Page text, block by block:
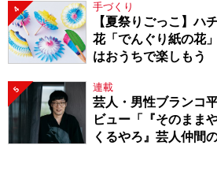
4 手づくり
【夏祭りごっこ】ハ
花「でんぐり紙の花
はおうちで楽しもう
5 連載
芸人・男性ブランコ
ビュー「『そのまま
くるやろ』芸人仲間